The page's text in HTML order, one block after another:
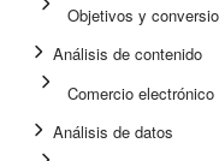
Objetivos y
Análisis de contenido
Comercio electrónico
Análisis de datos